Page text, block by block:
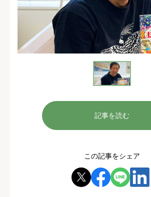
記事を読む
この記事をシェア